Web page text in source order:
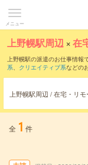
メニュー
上野幌駅周辺 ×在
上野幌駅の派遣のお仕事情報で
系、 クリエイティブ系などの
上野幌駅周辺 / 在宅・リ
全 1 件